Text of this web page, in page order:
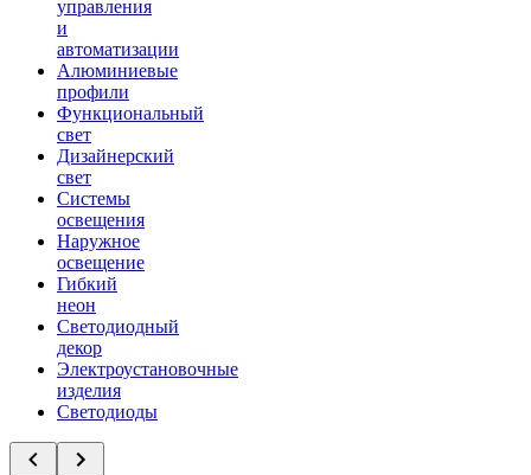
управления
и
автоматизации
Алюминиевые
профили
Функциональный
свет
Дизайнерский
свет
Системы
освещения
Наружное
освещение
Гибкий
неон
Светодиодный
декор
Электроустановочные
изделия
Светодиоды